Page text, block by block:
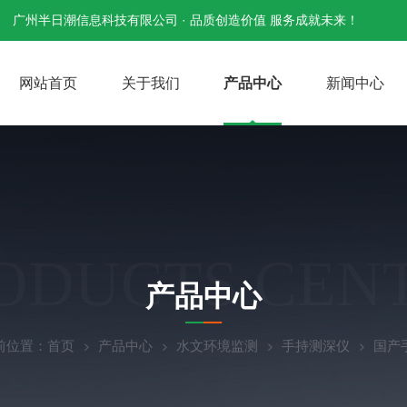
广州半日潮信息科技有限公司 · 品质创造价值 服务成就未来！
网站首页 关于我们 产品中心 新闻中心
产品中心
位置： 首页 产品中心 水文环境监测 手持测深仪 国产